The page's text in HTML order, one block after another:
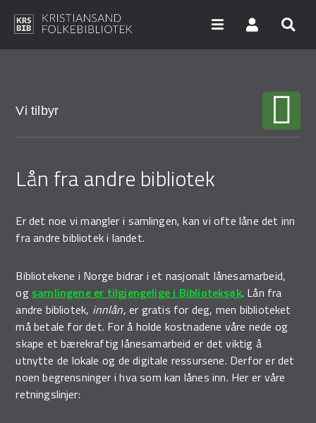
Arrangementer
Bibliotekene
Digitale tjenester
Vi tilbyr
UNG
Demo Rona
Vi tilbyr
Lån fra andre bibliotek
Er det noe vi mangler i samlingen, kan vi ofte låne det inn
fra andre bibliotek i landet.
Bibliotekene i Norge bidrar i et nasjonalt lånesamarbeid,
og samlingene er tilgjengelige i Biblioteksøk. Lån fra
andre bibliotek, innlån, er gratis for deg, men biblioteket
må betale for det. For å holde kostnadene våre nede og
skape et bærekraftig lånesamarbeid er det viktig å
utnytte de lokale og de digitale ressursene. Derfor er det
noen begrensninger i hva som kan lånes inn. Her er våre
retningslinjer: